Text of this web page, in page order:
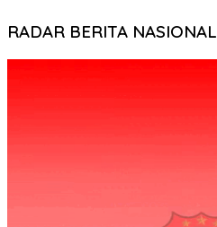
RADAR BERITA NASIONAL